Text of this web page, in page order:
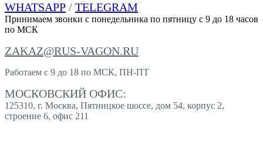
WHATSAPP / TELEGRAM
Принимаем звонки с понедельника по пятницу с 9 до 18 часов
по МСК
ZAKAZ@RUS-VAGON.RU
Работаем с 9 до 18 по МСК, ПН-ПТ
МОСКОВСКИЙ ОФИС:
125310, г. Москва, Пятницкое шоссе, дом 54, корпус 2,
строение 6, офис 211